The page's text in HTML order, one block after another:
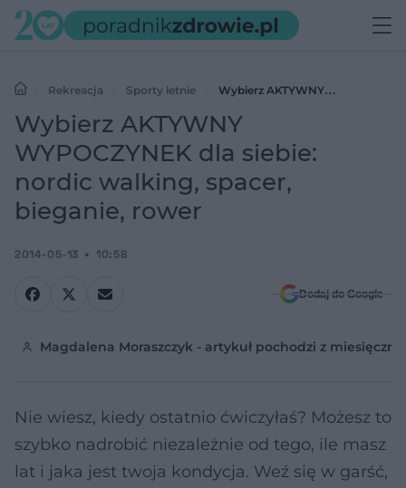
Rekreacja Sporty letnie
Wybierz AKTYWNY
WYPOCZYNEK dla siebie: nordic walking, spacer, bieganie, rower
Wybierz AKTYWNY
WYPOCZYNEK dla siebie:
nordic walking, spacer,
bieganie, rower
2014-05-13 10:58
Dodaj do Google
Magdalena Moraszczyk - artykuł pochodzi z
Nie wiesz, kiedy ostatnio ćwiczyłaś? Możesz to
szybko nadrobić niezależnie od tego, ile masz
lat i jaka jest twoja kondycja. Weź się w garść,